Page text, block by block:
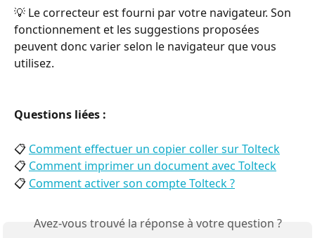
💡 Le correcteur est fourni par votre navigateur. Son
fonctionnement et les suggestions proposées
peuvent donc varier selon le navigateur que vous
utilisez.
Questions liées :
📋 Comment effectuer un copier coller sur Tolteck
📋 Comment imprimer un document avec Tolteck
📋 Comment activer son compte Tolteck ?
Avez-vous trouvé la réponse à votre question ?